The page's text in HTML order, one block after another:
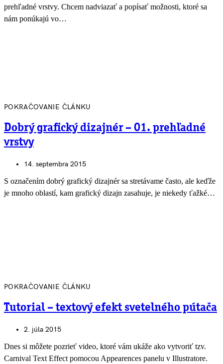
prehľadné vrstvy. Chcem nadviazať a popísať možnosti, ktoré sa
nám ponúkajú vo…
POKRAČOVANIE ČLÁNKU
Dobrý grafický dizajnér – 01. prehľadné
vrstvy
14. septembra 2015
S označením dobrý grafický dizajnér sa stretávame často, ale keďže
je mnoho oblastí, kam grafický dizajn zasahuje, je niekedy ťažké…
POKRAČOVANIE ČLÁNKU
Tutorial – textový efekt svetelného pútača
2. júla 2015
Dnes si môžete pozrieť video, ktoré vám ukáže ako vytvoriť tzv.
Carnival Text Effect pomocou Appearences panelu v Illustratore.